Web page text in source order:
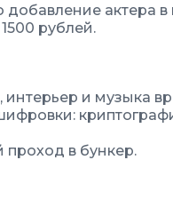
актера в
рублей.
интерьер и музыка
проход в бункер.